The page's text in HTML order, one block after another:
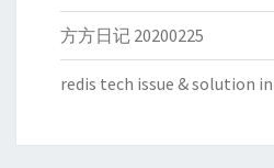
方方日记 20200225
redis tech issue & solution